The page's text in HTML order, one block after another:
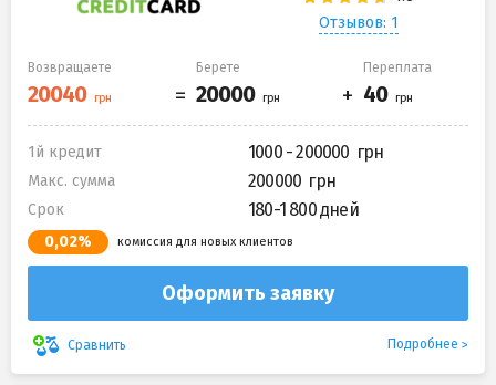
Отзывов: 1
Возвращаете Берете Переплата
1й кредит 1000 - 200000
Макс. сумма 200000
Срок 180-1 800 дней
0,02% комиссия для новых клиентов
Оформить заявку
Сравнить Подробнее